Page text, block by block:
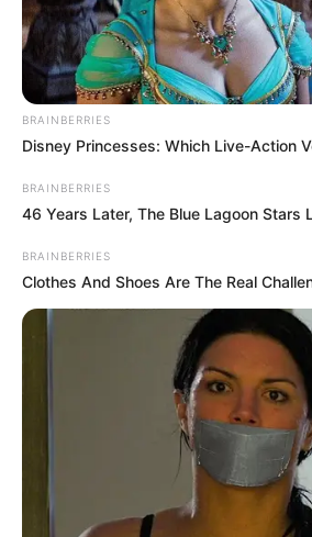
Tournage DNA avec Nordine et Martin en
Une période
BRAINBERRIES
Disney Princesses: Which Live-Action
BRAINBERRIES
46 Years Later, The Blue Lagoon Stars
BRAINBERRIES
Clothes And Shoes Are The Real